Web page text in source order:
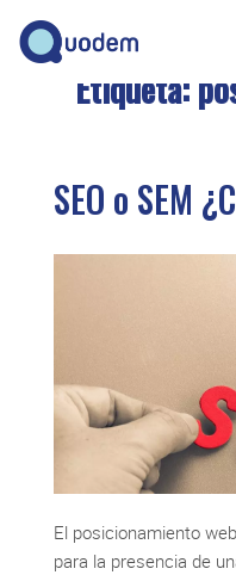
Etiqueta:
SEO o SEM
El posicionamiento
para la presencia de